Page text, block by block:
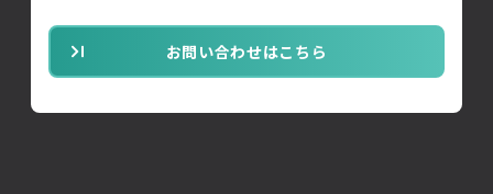
お問い合わせはこちら